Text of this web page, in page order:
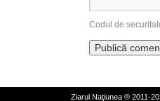
Codul de
Ziarul Naţiunea ® 2011-